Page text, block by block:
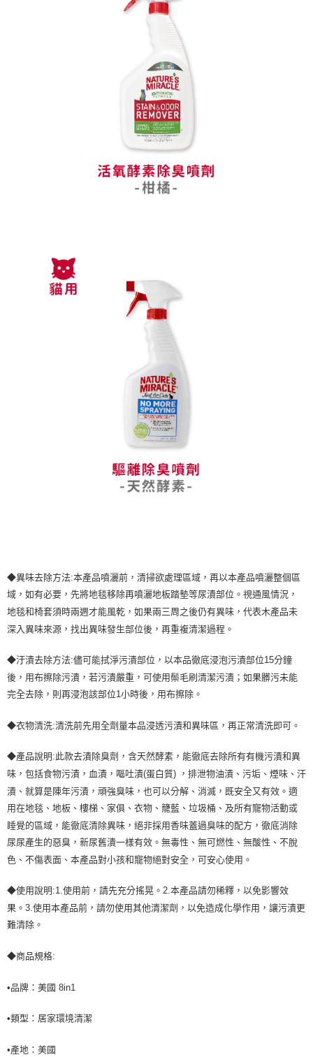
◆異味去除方法:本產品噴灑前，清掃欲處理區域，再以本產品噴灑整個區
域，如有必要，先將地毯移除再噴灑地板踏墊等尿漬部位。視通風情況，
地毯和椅套須時兩週才能風乾，如果兩三周之後仍有異味，代表木產品未
深入異味來源，找出異味發生部位後，再重複清潔過程。
◆汙漬去除方法:儘可能拭淨污漬部位，以本品徹底浸泡污漬部位15分鐘
後，用布擦除污漬，若污漬嚴重，可使用鬃毛刷清潔污漬；如果髒污未能
完全去除，則再浸泡該部位1小時後，用布擦除。
◆衣物清洗:清洗前先用全劑量本品浸透污漬和異味區，再正常清洗即可。
◆產品說明:此款去漬除臭劑，含天然酵素，能徹底去除所有有機污漬和異
味，包括食物污漬，血漬，嘔吐漬(蛋白質) ，排泄物油漬、污垢、煙味、汗
漬、就算是陳年污漬，頑強臭味，也可以分解、消滅，既安全又有效。適
用在地毯、地板、樓梯、家俱、衣物、籠藍、垃圾桶、及所有寵物活動或
睡覺的區域，能徹底清除異味，絕非採用香味蓋過臭味的配方，徹底消除
尿尿產生的惡臭，新尿舊漬一樣有效。無毒性、無可燃性、無酸性、不脫
色、不傷表面、本產品對小孩和寵物絕對安全，可安心使用。
◆使用說明:1.使用前，請先充分搖晃。2.本產品請勿稀釋，以免影響效
果。3.使用本產品前，請勿使用其他清潔劑，以免造成化學作用，讓污漬更
難清除。
◆商品規格:
•品牌：美國 8in1
•類型：居家環境清潔
•產地：美國